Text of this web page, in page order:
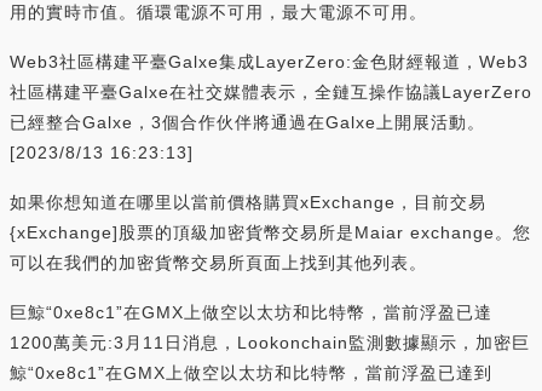
用的實時市值。循環電源不可用，最大電源不可用。
Web3社區構建平臺Galxe集成LayerZero:金色財經報道，Web3
社區構建平臺Galxe在社交媒體表示，全鏈互操作協議LayerZero
已經整合Galxe，3個合作伙伴將通過在Galxe上開展活動。
[2023/8/13 16:23:13]
如果你想知道在哪里以當前價格購買xExchange，目前交易
{xExchange]股票的頂級加密貨幣交易所是Maiar exchange。您
可以在我們的加密貨幣交易所頁面上找到其他列表。
巨鯨“0xe8c1”在GMX上做空以太坊和比特幣，當前浮盈已達
1200萬美元:3月11日消息，Lookonchain監測數據顯示，加密巨
鯨“0xe8c1”在GMX上做空以太坊和比特幣，當前浮盈已達到